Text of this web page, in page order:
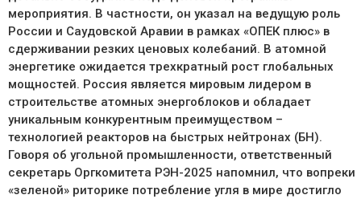
мероприятия. В частности, он указал на ведущую роль
России и Саудовской Аравии в рамках «ОПЕК плюс» в
сдерживании резких ценовых колебаний. В атомной
энергетике ожидается трехкратный рост глобальных
мощностей. Россия является мировым лидером в
строительстве атомных энергоблоков и обладает
уникальным конкурентным преимуществом –
технологией реакторов на быстрых нейтронах (БН).
Говоря об угольной промышленности, ответственный
секретарь Оргкомитета РЭН-2025 напомнил, что вопреки
«зеленой» риторике потребление угля в мире достигло